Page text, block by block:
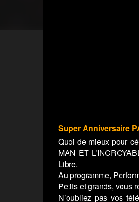
Super Anniversaire P
Quoi de mieux pour
MAN ET
Libre.
Au programme,
Petits et grands, vous
N’oubliez pas vos